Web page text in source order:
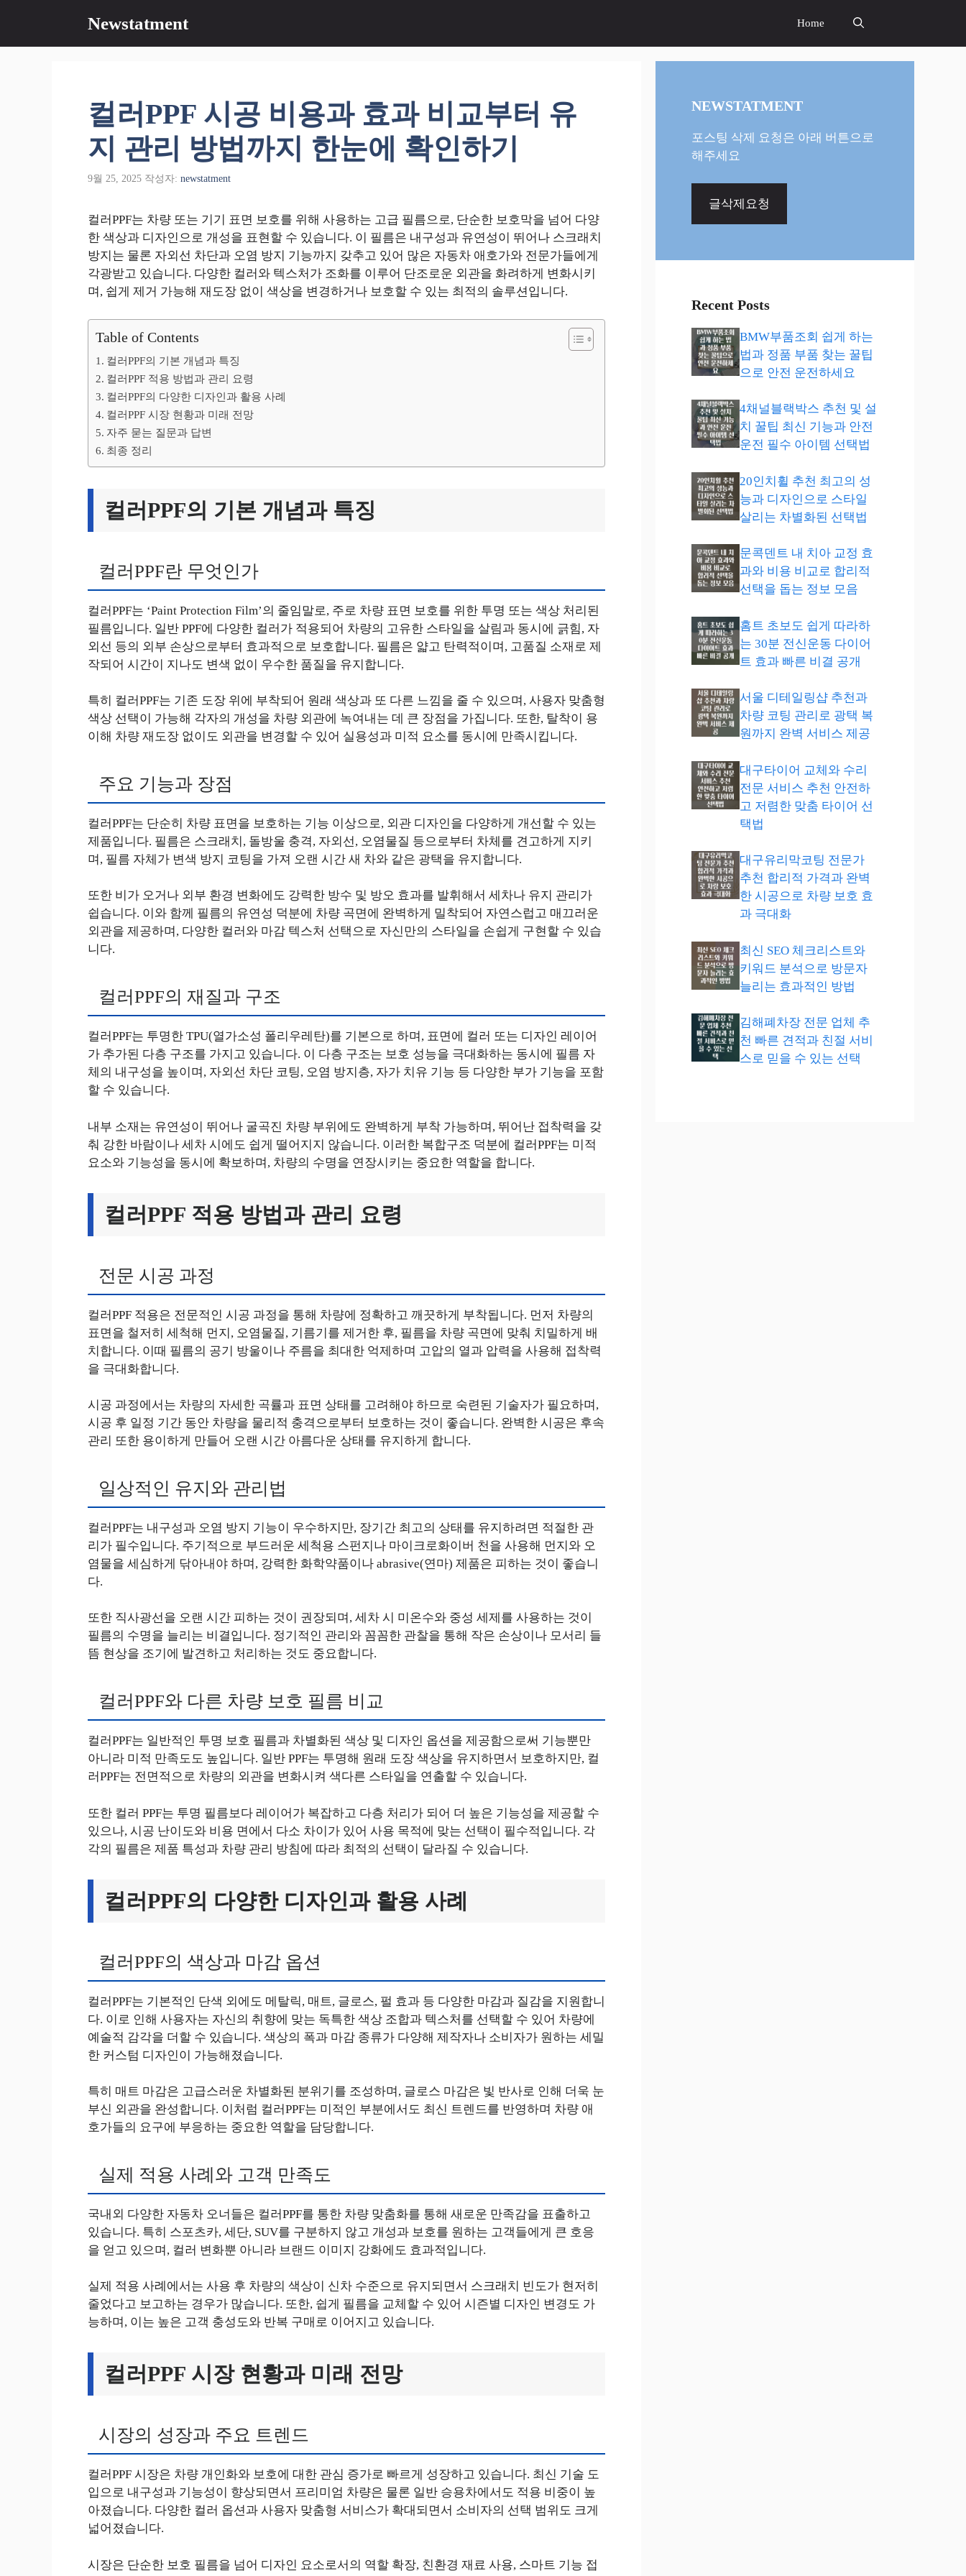
츠
Newstatment Home
컬러PPF 시공 비용과 효과 비교부터 유
지 관리 방법까지 한눈에 확인하기
9월 25, 2025 작성자: newstatment
컬러PPF는 차량 또는 기기 표면 보호를 위해 사용하는 고급 필름으로, 단순한 보호막을 넘어 다양
한 색상과 디자인으로 개성을 표현할 수 있습니다. 이 필름은 내구성과 유연성이 뛰어나 스크래치
방지는 물론 자외선 차단과 오염 방지 기능까지 갖추고 있어 많은 자동차 애호가와 전문가들에게
각광받고 있습니다. 다양한 컬러와 텍스처가 조화를 이루어 단조로운 외관을 화려하게 변화시키
며, 쉽게 제거 가능해 재도장 없이 색상을 변경하거나 보호할 수 있는 최적의 솔루션입니다.
Table of Contents
컬러PPF의 기본 개념과 특징
컬러PPF 적용 방법과 관리 요령
컬러PPF의 다양한 디자인과 활용 사례
컬러PPF 시장 현황과 미래 전망
자주 묻는 질문과 답변
최종 정리
컬러PPF의 기본 개념과 특징
컬러PPF란 무엇인가
컬러PPF는 ‘Paint Protection Film’의 줄임말로, 주로 차량 표면 보호를 위한 투명 또는 색상 처리된
필름입니다. 일반 PPF에 다양한 컬러가 적용되어 차량의 고유한 스타일을 살림과 동시에 긁힘, 자
외선 등의 외부 손상으로부터 효과적으로 보호합니다. 필름은 얇고 탄력적이며, 고품질 소재로 제
작되어 시간이 지나도 변색 없이 우수한 품질을 유지합니다.
특히 컬러PPF는 기존 도장 위에 부착되어 원래 색상과 또 다른 느낌을 줄 수 있으며, 사용자 맞춤형
색상 선택이 가능해 각자의 개성을 차량 외관에 녹여내는 데 큰 장점을 가집니다. 또한, 탈착이 용
이해 차량 재도장 없이도 외관을 변경할 수 있어 실용성과 미적 요소를 동시에 만족시킵니다.
주요 기능과 장점
컬러PPF는 단순히 차량 표면을 보호하는 기능 이상으로, 외관 디자인을 다양하게 개선할 수 있는
제품입니다. 필름은 스크래치, 돌방울 충격, 자외선, 오염물질 등으로부터 차체를 견고하게 지키
며, 필름 자체가 변색 방지 코팅을 가져 오랜 시간 새 차와 같은 광택을 유지합니다.
또한 비가 오거나 외부 환경 변화에도 강력한 방수 및 방오 효과를 발휘해서 세차나 유지 관리가
쉽습니다. 이와 함께 필름의 유연성 덕분에 차량 곡면에 완벽하게 밀착되어 자연스럽고 매끄러운
외관을 제공하며, 다양한 컬러와 마감 텍스처 선택으로 자신만의 스타일을 손쉽게 구현할 수 있습
니다.
컬러PPF의 재질과 구조
컬러PPF는 투명한 TPU(열가소성 폴리우레탄)를 기본으로 하며, 표면에 컬러 또는 디자인 레이어
가 추가된 다층 구조를 가지고 있습니다. 이 다층 구조는 보호 성능을 극대화하는 동시에 필름 자
체의 내구성을 높이며, 자외선 차단 코팅, 오염 방지층, 자가 치유 기능 등 다양한 부가 기능을 포함
할 수 있습니다.
내부 소재는 유연성이 뛰어나 굴곡진 차량 부위에도 완벽하게 부착 가능하며, 뛰어난 접착력을 갖
춰 강한 바람이나 세차 시에도 쉽게 떨어지지 않습니다. 이러한 복합구조 덕분에 컬러PPF는 미적
요소와 기능성을 동시에 확보하며, 차량의 수명을 연장시키는 중요한 역할을 합니다.
컬러PPF 적용 방법과 관리 요령
전문 시공 과정
컬러PPF 적용은 전문적인 시공 과정을 통해 차량에 정확하고 깨끗하게 부착됩니다. 먼저 차량의
표면을 철저히 세척해 먼지, 오염물질, 기름기를 제거한 후, 필름을 차량 곡면에 맞춰 치밀하게 배
치합니다. 이때 필름의 공기 방울이나 주름을 최대한 억제하며 고압의 열과 압력을 사용해 접착력
을 극대화합니다.
시공 과정에서는 차량의 자세한 곡률과 표면 상태를 고려해야 하므로 숙련된 기술자가 필요하며,
시공 후 일정 기간 동안 차량을 물리적 충격으로부터 보호하는 것이 좋습니다. 완벽한 시공은 후속
관리 또한 용이하게 만들어 오랜 시간 아름다운 상태를 유지하게 합니다.
일상적인 유지와 관리법
컬러PPF는 내구성과 오염 방지 기능이 우수하지만, 장기간 최고의 상태를 유지하려면 적절한 관
리가 필수입니다. 주기적으로 부드러운 세척용 스펀지나 마이크로화이버 천을 사용해 먼지와 오
염물을 세심하게 닦아내야 하며, 강력한 화학약품이나 abrasive(연마) 제품은 피하는 것이 좋습니
다.
또한 직사광선을 오랜 시간 피하는 것이 권장되며, 세차 시 미온수와 중성 세제를 사용하는 것이
필름의 수명을 늘리는 비결입니다. 정기적인 관리와 꼼꼼한 관찰을 통해 작은 손상이나 모서리 들
뜸 현상을 조기에 발견하고 처리하는 것도 중요합니다.
컬러PPF와 다른 차량 보호 필름 비교
컬러PPF는 일반적인 투명 보호 필름과 차별화된 색상 및 디자인 옵션을 제공함으로써 기능뿐만
아니라 미적 만족도도 높입니다. 일반 PPF는 투명해 원래 도장 색상을 유지하면서 보호하지만, 컬
러PPF는 전면적으로 차량의 외관을 변화시켜 색다른 스타일을 연출할 수 있습니다.
또한 컬러 PPF는 투명 필름보다 레이어가 복잡하고 다층 처리가 되어 더 높은 기능성을 제공할 수
있으나, 시공 난이도와 비용 면에서 다소 차이가 있어 사용 목적에 맞는 선택이 필수적입니다. 각
각의 필름은 제품 특성과 차량 관리 방침에 따라 최적의 선택이 달라질 수 있습니다.
컬러PPF의 다양한 디자인과 활용 사례
컬러PPF의 색상과 마감 옵션
컬러PPF는 기본적인 단색 외에도 메탈릭, 매트, 글로스, 펄 효과 등 다양한 마감과 질감을 지원합니
다. 이로 인해 사용자는 자신의 취향에 맞는 독특한 색상 조합과 텍스처를 선택할 수 있어 차량에
예술적 감각을 더할 수 있습니다. 색상의 폭과 마감 종류가 다양해 제작자나 소비자가 원하는 세밀
한 커스텀 디자인이 가능해졌습니다.
특히 매트 마감은 고급스러운 차별화된 분위기를 조성하며, 글로스 마감은 빛 반사로 인해 더욱 눈
부신 외관을 완성합니다. 이처럼 컬러PPF는 미적인 부분에서도 최신 트렌드를 반영하며 차량 애
호가들의 요구에 부응하는 중요한 역할을 담당합니다.
실제 적용 사례와 고객 만족도
국내외 다양한 자동차 오너들은 컬러PPF를 통한 차량 맞춤화를 통해 새로운 만족감을 표출하고
있습니다. 특히 스포츠카, 세단, SUV를 구분하지 않고 개성과 보호를 원하는 고객들에게 큰 호응
을 얻고 있으며, 컬러 변화뿐 아니라 브랜드 이미지 강화에도 효과적입니다.
실제 적용 사례에서는 사용 후 차량의 색상이 신차 수준으로 유지되면서 스크래치 빈도가 현저히
줄었다고 보고하는 경우가 많습니다. 또한, 쉽게 필름을 교체할 수 있어 시즌별 디자인 변경도 가
능하며, 이는 높은 고객 충성도와 반복 구매로 이어지고 있습니다.
컬러PPF 시장 현황과 미래 전망
시장의 성장과 주요 트렌드
컬러PPF 시장은 차량 개인화와 보호에 대한 관심 증가로 빠르게 성장하고 있습니다. 최신 기술 도
입으로 내구성과 기능성이 향상되면서 프리미엄 차량은 물론 일반 승용차에서도 적용 비중이 높
아졌습니다. 다양한 컬러 옵션과 사용자 맞춤형 서비스가 확대되면서 소비자의 선택 범위도 크게
넓어졌습니다.
시장은 단순한 보호 필름을 넘어 디자인 요소로서의 역할 확장, 친환경 재료 사용, 스마트 기능 접
NEWSTATMENT
포스팅 삭제 요청은 아래 버튼으로
해주세요
글삭제요청
Recent Posts
BMW부품조회 쉽게 하는
법과 정품 부품 찾는 꿀팁
으로 안전 운전하세요
4채널블랙박스 추천 및 설
치 꿀팁 최신 기능과 안전
운전 필수 아이템 선택법
20인치휠 추천 최고의 성
능과 디자인으로 스타일
살리는 차별화된 선택법
문콕덴트 내 치아 교정 효
과와 비용 비교로 합리적
선택을 돕는 정보 모음
홈트 초보도 쉽게 따라하
는 30분 전신운동 다이어
트 효과 빠른 비결 공개
서울 디테일링샵 추천과
차량 코팅 관리로 광택 복
원까지 완벽 서비스 제공
대구타이어 교체와 수리
전문 서비스 추천 안전하
고 저렴한 맞춤 타이어 선
택법
대구유리막코팅 전문가
추천 합리적 가격과 완벽
한 시공으로 차량 보호 효
과 극대화
최신 SEO 체크리스트와
키워드 분석으로 방문자
늘리는 효과적인 방법
김해폐차장 전문 업체 추
천 빠른 견적과 친절 서비
스로 믿을 수 있는 선택